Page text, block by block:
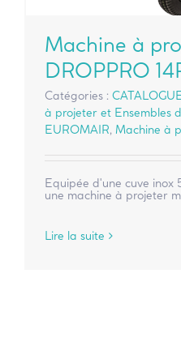
Machine à
DROPPRO
Catégories :
à projeter et Ensembles
EUROMAIR, Machine à
Equipée d'une cuve inox
une machine à projeter
Lire la suite